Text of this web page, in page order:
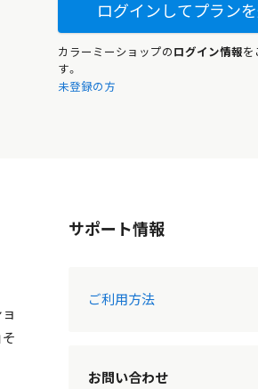
ログインしてプラン
カラーミーショップの ログイン情報を
す。
未登録の方
サポート情報
ご利用方法
お問い合わせ